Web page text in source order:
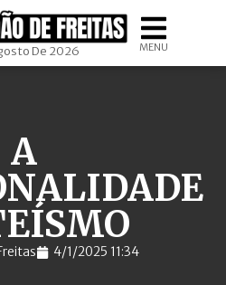
De 2026 MENU
A
4/1/2025 11:34